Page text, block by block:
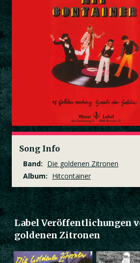
Song Info
Band: Die goldenen Zitronen
Album: Hitcontainer
Label Veröffentlichungen
goldenen Zitronen